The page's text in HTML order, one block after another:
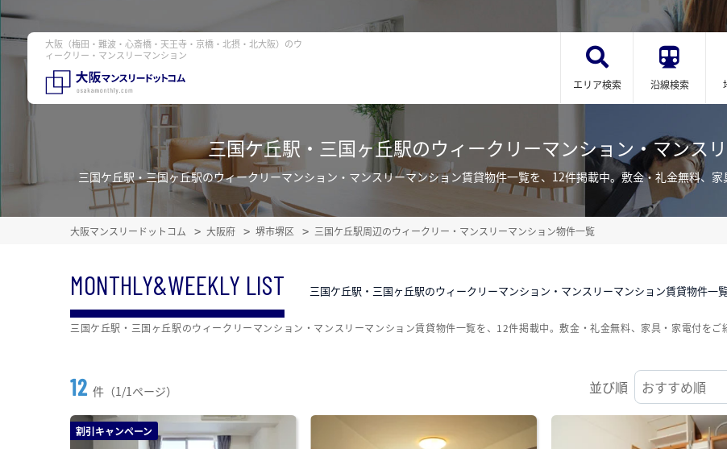
大阪（梅田・難波・心斎橋・天王寺・京橋・北摂・北大阪）のウ
ィークリー・マンスリーマンション
エリア検索 沿線検索
三国ケ丘駅・三国ヶ丘駅のウィークリーマンション・マンス
三国ケ丘駅・三国ヶ丘駅のウィークリーマンション・マンスリーマンション賃貸物件一覧を、12件掲載中。敷金・礼金無料、
大阪マンスリードットコム 大阪府 堺市堺区 三国ケ丘駅周辺のウィークリー・マンスリーマンション物件一覧
MONTHLY&WEEKLY LIST 三国ケ丘駅・三国ヶ丘駅のウィークリーマンション・マンスリーマンション賃貸物件一
12 件（1/1ページ） 並び順
割引キャンペーン
三国ケ丘駅・三国ヶ丘駅のウィークリーマンション・マンスリーマンション賃貸物件一覧を、12件掲載中。敷金・礼金無料、家具・家電付をご